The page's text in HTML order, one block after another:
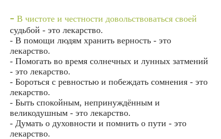
- В чистоте и честности довольствоваться своей
судьбой - это лекарство.
- В помощи людям хранить верность - это
лекарство.
- Помогать во время солнечных и лунных затмений
- это лекарство.
- Бороться с ревностью и побеждать сомнения - это
лекарство.
- Быть спокойным, непринуждённым и
великодушным - это лекарство.
- Думать о духовности и помнить о пути - это
лекарство.